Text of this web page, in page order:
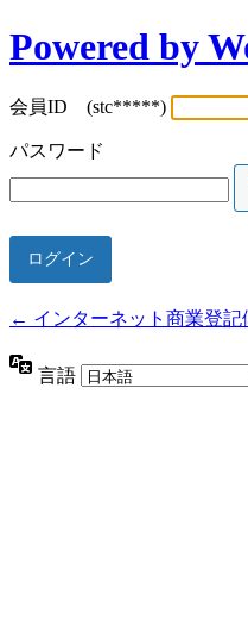
Powered by
会員ID (stc*****)
パスワード
← インターネット商業登記
言語